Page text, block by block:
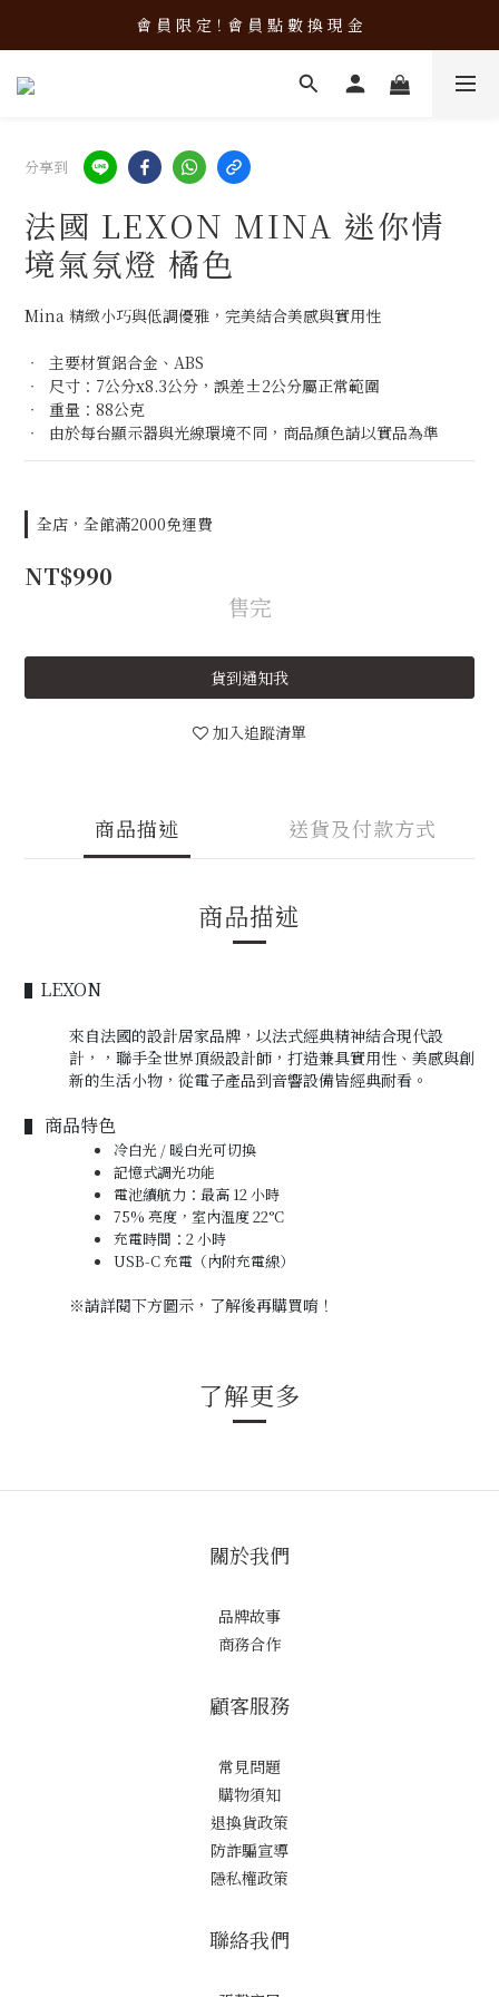
新 品 上 架！超 質 感 韓 系 餐 具 組 合 優 惠 中 ❤️
會 員 限 定！會 員 點 數 換 現 金
新 品 上 架！超 質 感 韓 系 餐 具 組 合 優 惠 中 ❤️
分享到
法國 LEXON MINA 迷你情
境氣氛燈 橘色
Mina 精緻小巧與低調優雅，完美結合美感與實用性
‧  主要材質鋁合金、ABS
‧  尺寸：7公分x8.3公分，誤差±2公分屬正常範圍
‧  重量：88公克
‧  由於每台顯示器與光線環境不同，商品顏色請以實品為準
全店，全館滿2000免運費
NT$990
售完
貨到通知我
加入追蹤清單
商品描述 送貨及付款方式
商品描述
▌ LEXON
來自法國的設計居家品牌，以法式經典精神結合現代設
計， ，聯手全世界頂級設計師， 打造兼具實用性、美感與創
新的生活小物，從電子產品到音響設備皆經典耐看。
▌ 商品特色
冷白光 / 暖白光可切換
記憶式調光功能
電池續航力：最高 12 小時
75% 亮度，室內溫度 22°C
充電時間：2 小時
USB-C 充電（內附充電線）
※請詳閱下方圖示， 了解後再購買唷！
了解更多
關於我們
品牌故事
商務合作
顧客服務
常見問題
購物須知
退換貨政策
防詐騙宣導
隱私權政策
聯絡我們